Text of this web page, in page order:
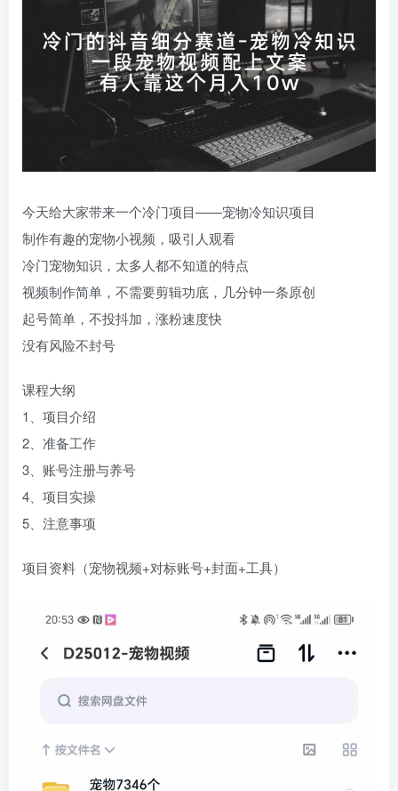
今天给大家带来一个冷门项目——宠物冷知识项目
制作有趣的宠物小视频，吸引人观看
冷门宠物知识，太多人都不知道的特点
视频制作简单，不需要剪辑功底，几分钟一条原创
起号简单，不投抖加，涨粉速度快
没有风险不封号
课程大纲
1、项目介绍
2、准备工作
3、账号注册与养号
4、项目实操
5、注意事项
项目资料（宠物视频+对标账号+封面+工具）